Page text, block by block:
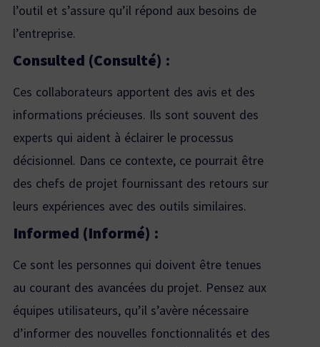
l’outil et s’assure qu’il répond aux besoins de
l’entreprise.
Consulted (Consulté) :
Ces collaborateurs apportent des avis et des
informations précieuses. Ils sont souvent des
experts qui aident à éclairer le processus
décisionnel. Dans ce contexte, ce pourrait être
des chefs de projet fournissant des retours sur
leurs expériences avec des outils similaires.
Informed (Informé) :
Ce sont les personnes qui doivent être tenues
au courant des avancées du projet. Pensez aux
équipes utilisateurs, qu’il s’avère nécessaire
d’informer des nouvelles fonctionnalités et des